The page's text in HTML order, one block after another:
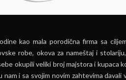
kao mala porodična firma sa
robe, okova za nameštaj i
okupili veliki broj majstora i kupaca
i sa svojim novim zahtevima davali